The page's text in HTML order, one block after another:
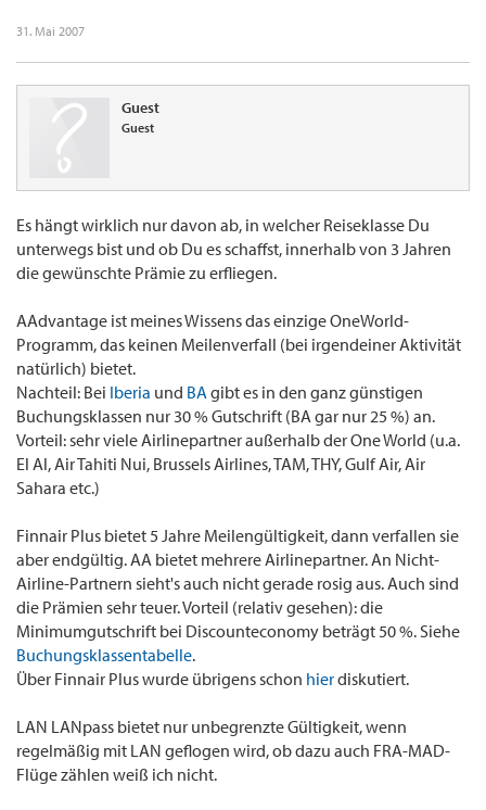
31. Mai 2007
Guest
Guest
Es hängt wirklich nur davon ab, in welcher Reiseklasse Du
unterwegs bist und ob Du es schaffst, innerhalb von 3 Jahren
die gewünschte Prämie zu erfliegen.
AAdvantage ist meines Wissens das einzige OneWorld-
Programm, das keinen Meilenverfall (bei irgendeiner Aktivität
natürlich) bietet.
Nachteil: Bei Iberia und BAgibt es in den ganz günstigen
Buchungsklassen nur 30 % Gutschrift (BA gar nur 25 %) an.
Vorteil: sehr viele Airlinepartner außerhalb der One World (u.a.
El Al, Air Tahiti Nui, Brussels Airlines, TAM, THY, Gulf Air, Air
Sahara etc.)
Finnair Plus bietet 5 Jahre Meilengültigkeit, dann verfallen sie
aber endgültig. AA bietet mehrere Airlinepartner. An Nicht-
Airline-Partnern sieht's auch nicht gerade rosig aus. Auch sind
die Prämien sehr teuer. Vorteil (relativ gesehen): die
Minimumgutschrift bei Discounteconomy beträgt 50 %. Siehe
Buchungsklassentabelle.
Über Finnair Plus wurde übrigens schon hierdiskutiert.
LAN LANpass bietet nur unbegrenzte Gültigkeit, wenn
regelmäßig mit LAN geflogen wird, ob dazu auch FRA-MAD-
Flüge zählen weiß ich nicht.